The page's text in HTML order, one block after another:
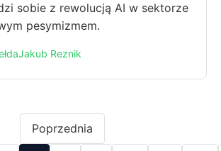
sobie z rewolucją AI w sektorze
pesymizmem.
Jakub Reznik
Poprzednia